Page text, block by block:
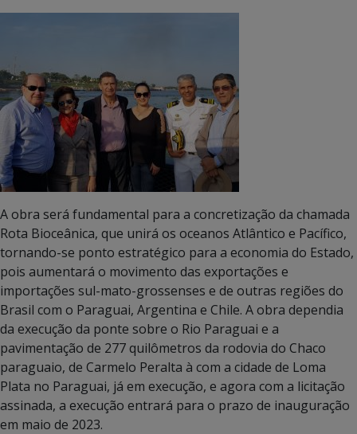
A obra será fundamental para a concretização da chamada
Rota Bioceânica, que unirá os oceanos Atlântico e Pacífico,
tornando-se ponto estratégico para a economia do Estado,
pois aumentará o movimento das exportações e
importações sul-mato-grossenses e de outras regiões do
Brasil com o Paraguai, Argentina e Chile. A obra dependia
da execução da ponte sobre o Rio Paraguai e a
pavimentação de 277 quilômetros da rodovia do Chaco
paraguaio, de Carmelo Peralta à com a cidade de Loma
Plata no Paraguai, já em execução, e agora com a licitação
assinada, a execução entrará para o prazo de inauguração
em maio de 2023.